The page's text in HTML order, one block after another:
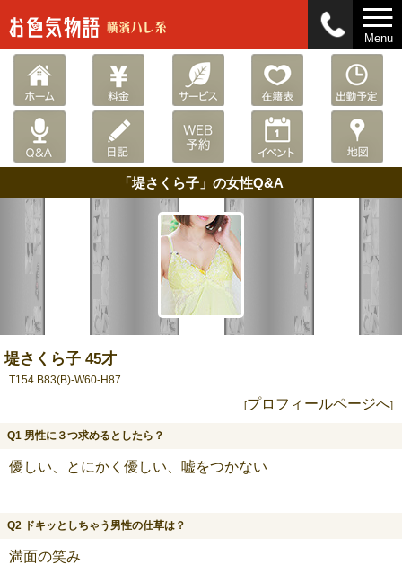
Menu
「堤さくら子」の女性Q&A
堤さくら子 45才
T154 B83(B)-W60-H87
[プロフィールページへ]
Q1 男性に３つ求めるとしたら？
優しい、とにかく優しい、嘘をつかない
Q2 ドキッとしちゃう男性の仕草は？
満面の笑み